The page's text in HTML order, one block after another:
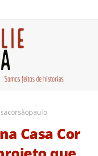
Casa Cor